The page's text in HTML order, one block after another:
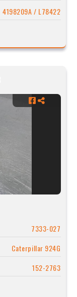
4198209A / L78422
7333-027
Caterpillar 924G
152-2763